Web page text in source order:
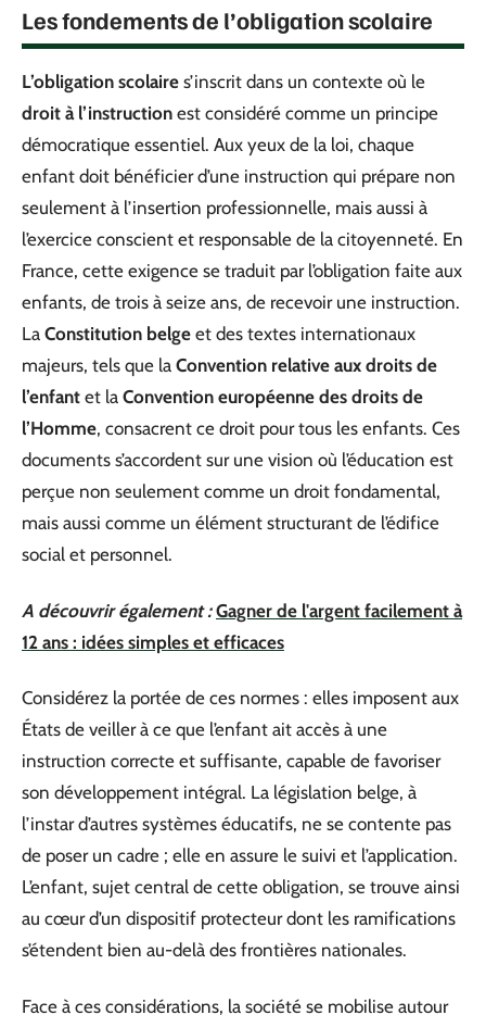
Les fondements de l’obligation scolaire
L’obligation scolaire s’inscrit dans un contexte où le
droit à l’instruction est considéré comme un principe
démocratique essentiel. Aux yeux de la loi, chaque
enfant doit bénéficier d’une instruction qui prépare non
seulement à l’insertion professionnelle, mais aussi à
l’exercice conscient et responsable de la citoyenneté. En
France, cette exigence se traduit par l’obligation faite aux
enfants, de trois à seize ans, de recevoir une instruction.
La Constitution belge et des textes internationaux
majeurs, tels que la Convention relative aux droits de
l’enfant et la Convention européenne des droits de
l’Homme, consacrent ce droit pour tous les enfants. Ces
documents s’accordent sur une vision où l’éducation est
perçue non seulement comme un droit fondamental,
mais aussi comme un élément structurant de l’édifice
social et personnel.
A découvrir également : Gagner de l'argent facilement à
12 ans : idées simples et efficaces
Considérez la portée de ces normes : elles imposent aux
États de veiller à ce que l’enfant ait accès à une
instruction correcte et suffisante, capable de favoriser
son développement intégral. La législation belge, à
l’instar d’autres systèmes éducatifs, ne se contente pas
de poser un cadre ; elle en assure le suivi et l’application.
L’enfant, sujet central de cette obligation, se trouve ainsi
au cœur d’un dispositif protecteur dont les ramifications
s’étendent bien au-delà des frontières nationales.
Face à ces considérations, la société se mobilise autour